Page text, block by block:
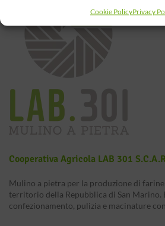
Cookie PolicyPrivacy
Cooperativa Agricola LAB 301
Mulino a pietra per la produzione di
territorio della Repubblica di San Marino.
confezionamento, pulizia e macinature